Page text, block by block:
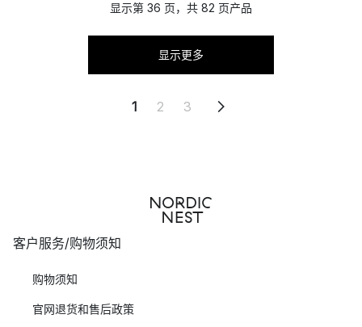
显示第 36 页，共 82 页产品
显示更多
1 2 3
客户服务/购物须知
购物须知
官网退货和售后政策